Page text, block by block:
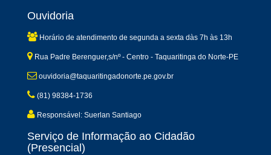
Ouvidoria
Horário de atendimento de segunda a sexta dàs 7h às 13h
Rua Padre Berenguer,s/nº - Centro - Taquaritinga do Norte-PE
ouvidoria@taquaritingadonorte.pe.gov.br
(81) 98384-1736
Responsável: Suerlan Santiago
Serviço de Informação ao Cidadão
(Presencial)